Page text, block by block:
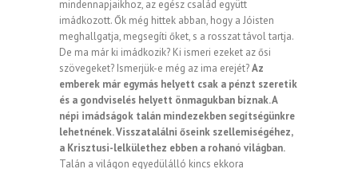
mindennapjaikhoz, az egész család együtt
imádkozott. Ők még hittek abban, hogy a Jóisten
meghallgatja, megsegíti őket, s a rosszat távol tartja.
De ma már ki imádkozik? Ki ismeri ezeket az ősi
szövegeket? Ismerjük-e még az ima erejét?Az
emberek már egymás helyett csak a pénzt szeretik
és a gondviselés helyett önmagukban bíznak. A
népi imádságok talán mindezekben segítségünkre
lehetnének. Visszatalálni őseink szellemiségéhez,
a Krisztusi-lelkülethez ebben a rohanó világban.
Talán a világon egyedülálló kincs ekkora